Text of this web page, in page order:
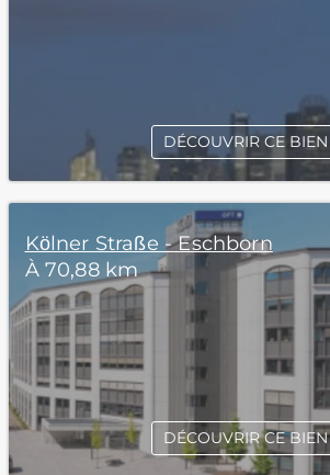
DÉCOUVRIR CE BIEN
Kölner Straße - Eschborn
À 70,88 km
DÉCOUVRIR CE BIEN